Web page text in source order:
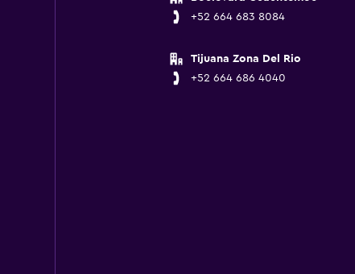
+52 664 683 8084
Tijuana Zona Del Rio
+52 664 686 4040